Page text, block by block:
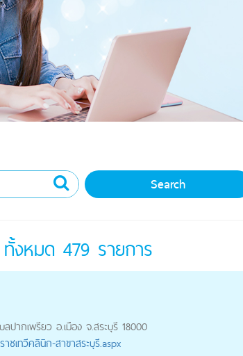
งหมด 479 รายการ
ปากเพรียว อ.เมือง จ.สระบุรี 18000
ชเทวีคลินิก-สาขาสระบุรี.aspx